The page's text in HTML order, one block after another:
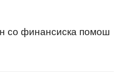
со финансиска помош